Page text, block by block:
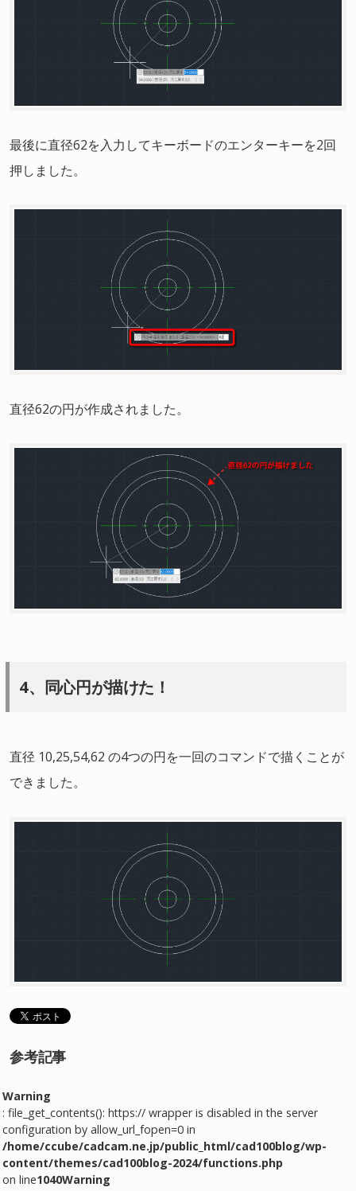
最後に直径62を入力してキーボードのエンターキーを2回
押しました。
直径62の円が作成されました。
4、同心円が描けた！
直径 10,25,54,62 の4つの円を一回のコマンドで描くことが
できました。
参考記事
Warning
: file_get_contents(): https:// wrapper is disabled in the server
configuration by allow_url_fopen=0 in
/home/ccube/cadcam.ne.jp/public_html/cad100blog/wp-
content/themes/cad100blog-2024/functions.php
on line1040Warning